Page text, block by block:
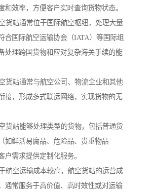
和效率，方便客户实时查询货物状态。
货站通常位于国际航空枢纽，处理大量
合国际航空运输协会（IATA）等国际组
处理跨国货物和应对复杂海关手续的能
货站通常与航空公司、物流企业和其他
接，形成多式联运网络，实现货物的无
货站能够处理类型的货物，包括普通货
如鲜活易腐品、危险品、贵重物品
户需求提供定制化服务。
航空运输成本较高，航空货站的运营成
通常服务于高价值、高时效性或对运输